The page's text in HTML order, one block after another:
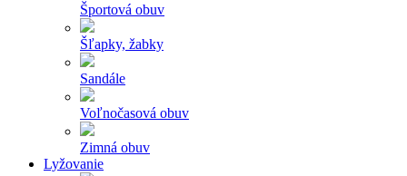
Športová obuv
Šľapky, žabky
Sandále
Voľnočasová obuv
Zimná obuv
Lyžovanie